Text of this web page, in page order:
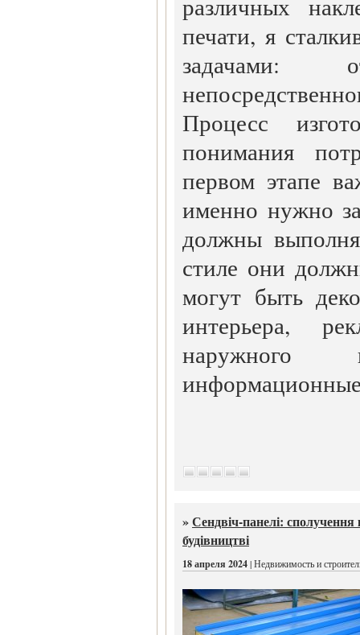
печати, я
Процесс
понимания
первом этапе
именно нужно
должны
стиле они
могут быть
интерьера,
наружного
»Сендвіч-панелі:
будівництві
18 апреля 2024| Недвижимость и